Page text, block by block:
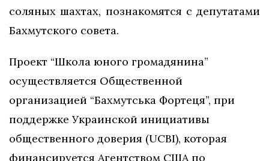
соляных шахтах, познакомятся с депутатами
Бахмутского совета.
Проект “Школа юного громадянина”
осуществляется Общественной
организацией “Бахмутська Фортеця”, при
поддержке Украинской инициативы
общественного доверия (UCBI), которая
финансируется Агентством США по